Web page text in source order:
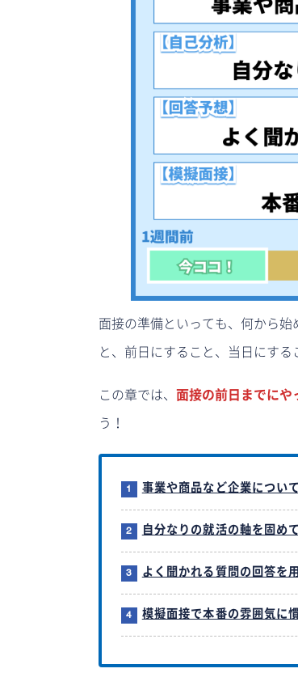
面接の準備といっても、何から
と、前日にすること、当日にする
この章では、 面接の前日までにや
う！
事業や商品など企業につい
自分なりの就活の軸を固め
よく聞かれる質問の回答を
模擬面接で本番の雰囲気に